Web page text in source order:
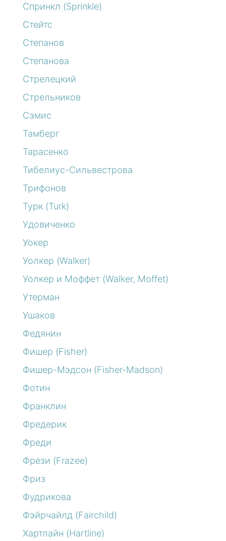
Спринкл (Sprinkle)
Стейтс
Степанов
Степанова
Стрелецкий
Стрельников
Сэмис
Тамберг
Тарасенко
Тибелиус-Сильвестрова
Трифонов
Турк (Turk)
Удовиченко
Уокер
Уолкер (Walker)
Уолкер и Моффет (Walker, Moffet)
Утерман
Ушаков
Федянин
Фишер (Fisher)
Фишер-Мэдсон (Fisher-Madson)
Фотин
Франклин
Фредерик
Фреди
Фрези (Frazee)
Фриз
Фудрикова
Фэйрчайлд (Fairchild)
Хартлайн (Hartline)